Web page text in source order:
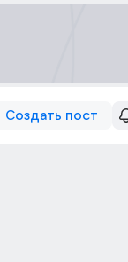
Создать пост